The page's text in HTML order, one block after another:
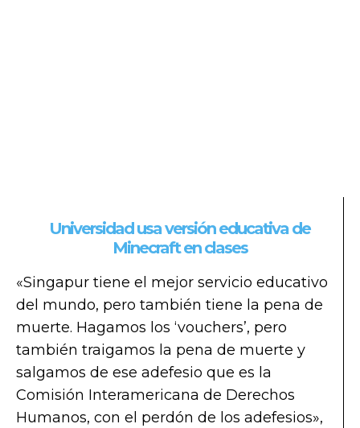
Universidad usa versión educativa de
Minecraft en clases
«Singapur tiene el mejor servicio educativo
del mundo, pero también tiene la pena de
muerte. Hagamos los ‘vouchers’, pero
también traigamos la pena de muerte y
salgamos de ese adefesio que es la
Comisión Interamericana de Derechos
Humanos, con el perdón de los adefesios»,